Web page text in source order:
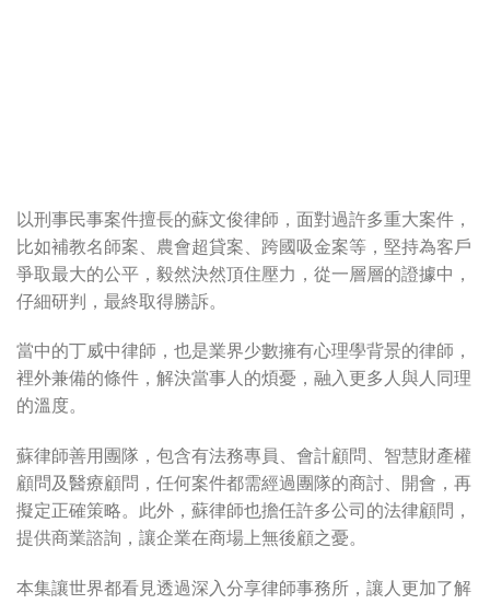
以刑事民事案件擅長的蘇文俊律師，面對過許多重大案件，
比如補教名師案、農會超貸案、跨國吸金案等，堅持為客戶
爭取最大的公平，毅然決然頂住壓力，從一層層的證據中，
仔細研判，最終取得勝訴。
當中的丁威中律師，也是業界少數擁有心理學背景的律師，
裡外兼備的條件，解決當事人的煩憂，融入更多人與人同理
的溫度。
蘇律師善用團隊，包含有法務專員、會計顧問、智慧財產權
顧問及醫療顧問，任何案件都需經過團隊的商討、開會，再
擬定正確策略。此外，蘇律師也擔任許多公司的法律顧問，
提供商業諮詢，讓企業在商場上無後顧之憂。
本集讓世界都看見透過深入分享律師事務所，讓人更加了解